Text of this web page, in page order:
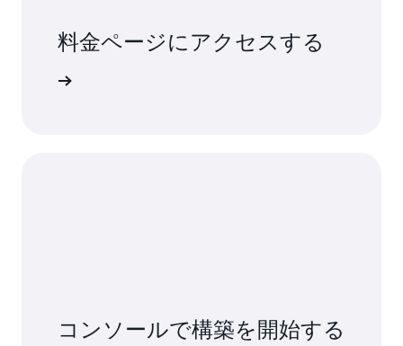
料金ページにアクセスする
コンソールで構築を開始する